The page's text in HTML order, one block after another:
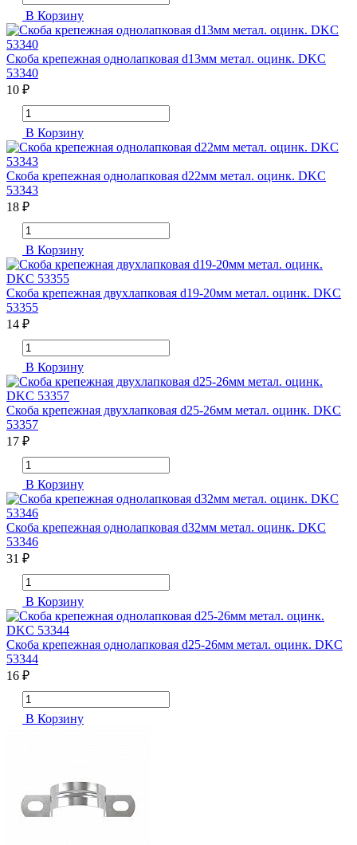
В Корзину
Скоба крепежная однолапковая d13мм метал. оцинк. DKC
53340
10 ₽
В Корзину
Скоба крепежная однолапковая d22мм метал. оцинк. DKC
53343
18 ₽
В Корзину
Скоба крепежная двухлапковая d19-20мм метал. оцинк. DKC
53355
14 ₽
В Корзину
Скоба крепежная двухлапковая d25-26мм метал. оцинк. DKC
53357
17 ₽
В Корзину
Скоба крепежная однолапковая d32мм метал. оцинк. DKC
53346
31 ₽
В Корзину
Скоба крепежная однолапковая d25-26мм метал. оцинк. DKC
53344
16 ₽
В Корзину